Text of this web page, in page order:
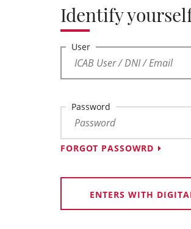
Identify
User
Password
FORGOT PASSOWRD
ENTERS WITH